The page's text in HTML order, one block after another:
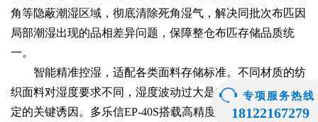
角等隐蔽潮湿区域，彻底清除死角湿气，解决同批次布匹因
局部潮湿出现的品相差异问题，保障整仓布匹存储品质统
一。
智能精准控湿，适配各类面料存储标准。不同材质的纺
织面料对湿度要求不同，湿度波动过大是布匹仓储品质不稳
定的关键诱因。多乐信EP-40S搭载高精度智能湿度监测系
专项服务热线
18122167279